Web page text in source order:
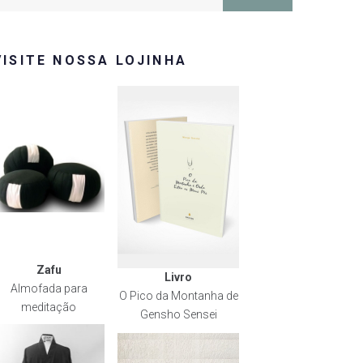
NOSSA LOJINHA
Zafu
Almofada para
meditação
Livro
O Pico da Montanha de
Gensho Sensei